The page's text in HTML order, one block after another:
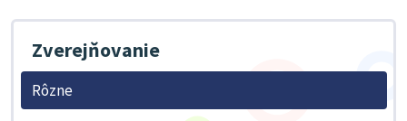
Zverejňovanie
Rôzne